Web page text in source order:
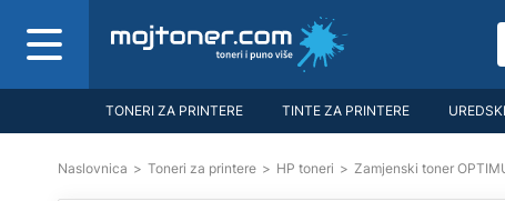
TONERI ZA PRINTERE TINTE ZA PRINTERE
Naslovnica > Toneri za printere > HP toneri > Zamjenski toner